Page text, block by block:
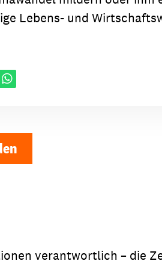
Lebens- und
verantwortlich – die